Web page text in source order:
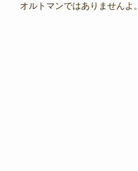
オルトマンではありませんよ。